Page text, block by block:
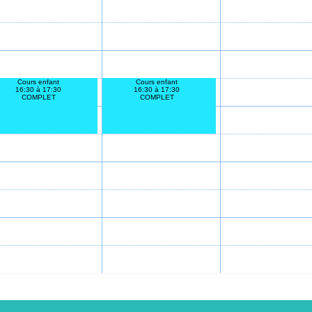
Cours enfant
16:30 à 17:30
COMPLET
Cours enfant
16:30 à 17:30
COMPLET